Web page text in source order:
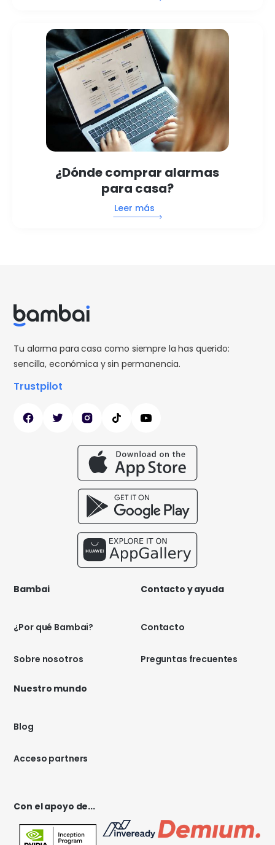
¿Dónde comprar alarmas
para casa?
Leer más
Tu alarma para casa como siempre la has querido:
sencilla, económica y sin permanencia.
Trustpilot
Bambai
¿Por qué Bambai?
Sobre nosotros
Contacto y ayuda
Contacto
Preguntas frecuentes
Nuestro mundo
Blog
Acceso partners
Con el apoyo de...